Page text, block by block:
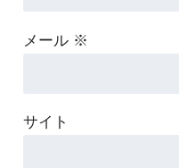
メール ※
サイト